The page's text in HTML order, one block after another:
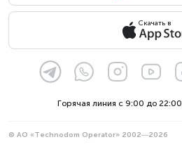
Скачать в
Горячая линия с 9:00 до
© АО «Technodom Operator» 2002—2026